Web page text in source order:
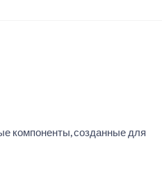
компоненты, созданные для